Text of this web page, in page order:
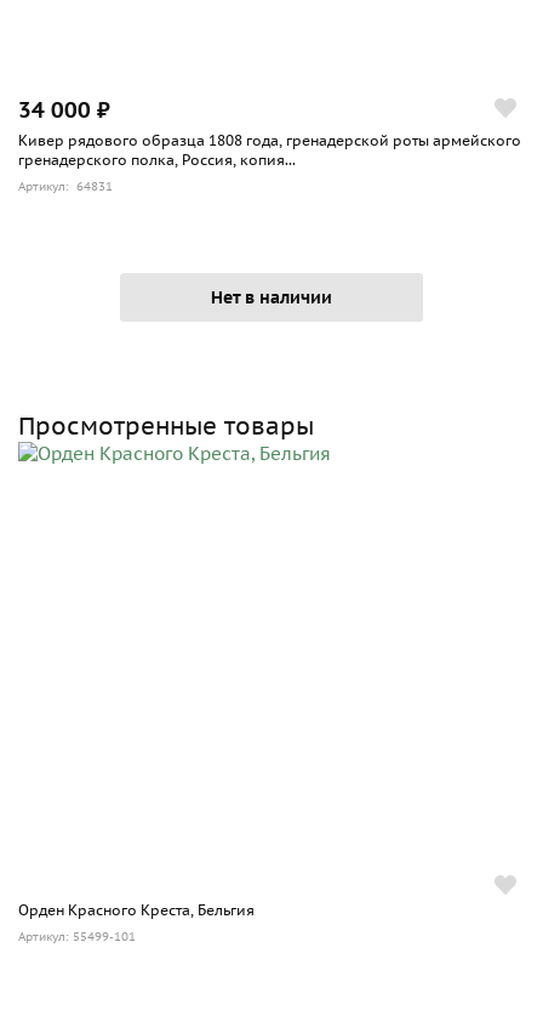
34 000 ₽
Кивер рядового образца 1808 года, гренадерской роты армейского
гренадерского полка, Россия, копия...
Артикул: 64831
Нет в наличии
Просмотренные товары
Орден Красного Креста, Бельгия
Артикул: 55499-101